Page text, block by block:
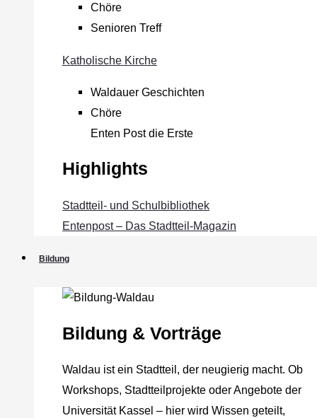
Chöre
Senioren Treff
Katholische Kirche
Waldauer Geschichten
Chöre
Enten Post die Erste
Highlights
Stadtteil- und Schulbibliothek
Entenpost – Das Stadtteil-Magazin
Bildung
Bildung & Vorträge
Waldau ist ein Stadtteil, der neugierig macht. Ob
Workshops, Stadtteilprojekte oder Angebote der
Universität Kassel – hier wird Wissen geteilt,